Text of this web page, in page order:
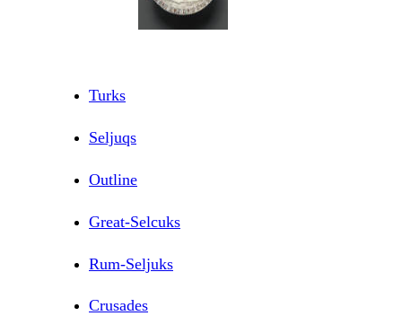
Turks
Seljuqs
Outline
Great-Selcuks
Rum-Seljuks
Crusades